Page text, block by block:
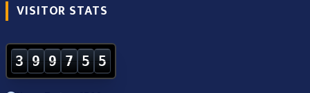
VISITOR STATS
3 9 9 7 5 5